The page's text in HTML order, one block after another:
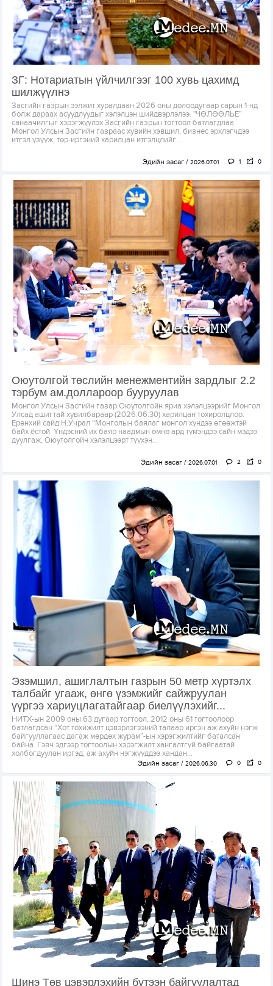
ЗГ: Нотариатын үйлчилгээг 100 хувь цахимд
шилжүүлнэ
Засгийн газрын ээлжит хуралдаан 2026 оны долоодугаар сарын 1-нд
болж дараах асуудлуудыг хэлэлцэн шийдвэрлэлээ. "ЧӨЛӨӨЛЬЕ”
санаачилгыг хэрэгжүүлэх Засгийн газрын тогтоол батлагдлаа
Монгол Улсын Засгийн газраас хувийн хэвшил, бизнес эрхлэгчдээ
итгэл үзүүж, төр-иргэний харилцан итгэлцлийг...
Эдийн засаг 2026.07.01 1 0
Оюутолгой төслийн менежментийн зардлыг 2.2
тэрбум ам.доллароор бууруулав
Монгол Улсын Засгийн газар Оюутолгойн яриа хэлэлцээрийг Монгол
Улсад ашигтай хувилбараар (2026.06.30) харилцан тохиролцлоо.
Ерөнхий сайд Н.Учрал “Монголын баялаг монгол хүндээ өгөөжтэй
байх ёстой. Үндэсний их баяр наадмын өмнө ард түмэндээ сайн мэдээ
дуулгаж, Оюутолгойн хэлэлцээрт түүхэн...
Эдийн засаг 2026.07.01 2 0
Эзэмшил, ашиглалтын газрын 50 метр хүртэлх
талбайг угааж, өнгө үзэмжийг сайжруулан
үүргээ хариуцлагатайгаар биелүүлэхийг...
НИТХ-ын 2009 оны 63 дугаар тогтоол, 2012 оны 61 тогтоолоор
батлагдсан “Хот тохижилт цэвэрлэгээний талаар иргэн аж ахуйн нэгж
байгууллагаас дагаж мөрдөх журам”-ын хэрэгжилтийг баталсан
байна. Гэвч эдгээр тогтоолын хэрэгжилт хангалтгүй байгаатай
холбогдуулан иргэд, аж ахуйн нэгжүүддээ хандан...
Эдийн засаг 2026.06.30 0 0
Шинэ Төв цэвэрлэхийн бүтээн байгуулалтад